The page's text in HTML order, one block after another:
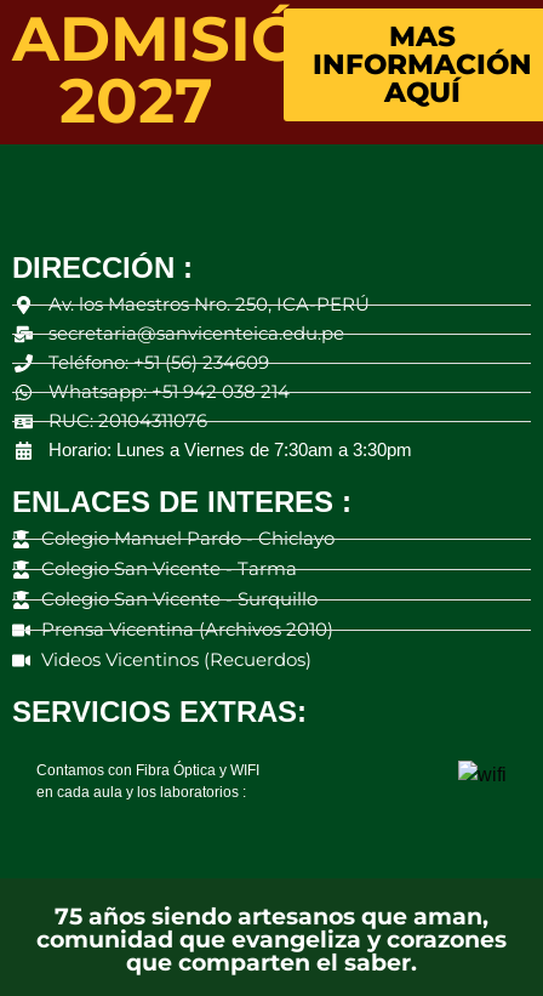
ADMISIÓN
2027
MAS
INFORMACIÓN
AQUÍ
DIRECCIÓN :
Av. los Maestros Nro. 250, ICA-PERÚ
secretaria@sanvicenteica.edu.pe
Teléfono: +51 (56) 234609
Whatsapp: +51 942 038 214
RUC: 20104311076
Horario: Lunes a Viernes de 7:30am a 3:30pm
ENLACES DE INTERES :
Colegio Manuel Pardo - Chiclayo
Colegio San Vicente - Tarma
Colegio San Vicente - Surquillo
Prensa Vicentina (Archivos 2010)
Videos Vicentinos (Recuerdos)
SERVICIOS EXTRAS:
Contamos con Fibra Óptica y WIFI
en cada aula y los laboratorios :
75 años siendo artesanos que aman,
comunidad que evangeliza y corazones
que comparten el saber.